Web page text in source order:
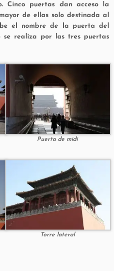
Cinco puertas dan acceso la
de ellas solo destinada al
el nombre de la puerta del
se realiza por las tres puertas
Puerta de midi
Torre lateral